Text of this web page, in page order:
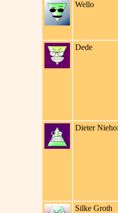
Wello
Dede
Dieter
Silke Groth